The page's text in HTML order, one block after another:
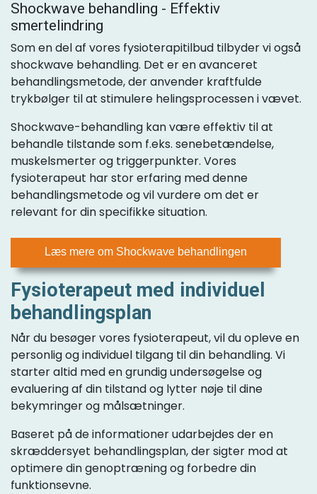
Shockwave behandling - Effektiv
smertelindring
Som en del af vores fysioterapitilbud tilbyder vi også
shockwave behandling. Det er en avanceret
behandlingsmetode, der anvender kraftfulde
trykbølger til at stimulere helingsprocessen i vævet.
Shockwave-behandling kan være effektiv til at
behandle tilstande som f.eks. senebetændelse,
muskelsmerter og triggerpunkter. Vores
fysioterapeut har stor erfaring med denne
behandlingsmetode og vil vurdere om det er
relevant for din specifikke situation.
Læs mere om Shockwave behandlingen
Fysioterapeut med individuel
behandlingsplan
Når du besøger vores fysioterapeut, vil du opleve en
personlig og individuel tilgang til din behandling. Vi
starter altid med en grundig undersøgelse og
evaluering af din tilstand og lytter nøje til dine
bekymringer og målsætninger.
Baseret på de informationer udarbejdes der en
skræddersyet behandlingsplan, der sigter mod at
optimere din genoptræning og forbedre din
funktionsevne.